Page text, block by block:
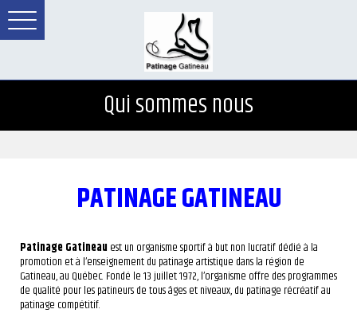
Qui sommes nous
PATINAGE GATINEAU
Patinage Gatineau est un organisme sportif à but non lucratif dédié à la
promotion et à l’enseignement du patinage artistique dans la région de
Gatineau, au Québec. Fondé le 13 juillet 1972, l’organisme offre des programmes
de qualité pour les patineurs de tous âges et niveaux, du patinage récréatif au
patinage compétitif.